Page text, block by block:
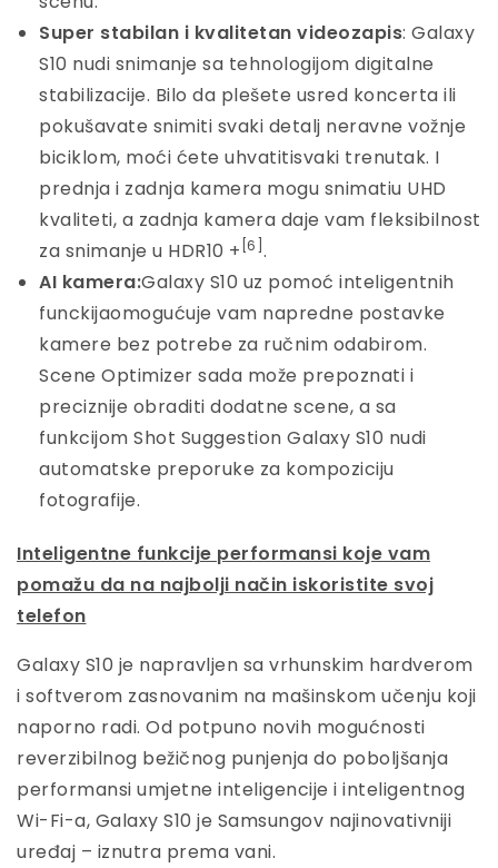
Super stabilan i kvalitetan videozapis: Galaxy
S10 nudi snimanje sa tehnologijom digitalne
stabilizacije. Bilo da plešete usred koncerta ili
pokušavate snimiti svaki detalj neravne vožnje
biciklom, moći ćete uhvatitisvaki trenutak. I
prednja i zadnja kamera mogu snimatiu UHD
kvaliteti, a zadnja kamera daje vam fleksibilnost
za snimanje u HDR10 + [6] .
AI kamera:Galaxy S10 uz pomoć inteligentnih
funckijaomogućuje vam napredne postavke
kamere bez potrebe za ručnim odabirom.
Scene Optimizer sada može prepoznati i
preciznije obraditi dodatne scene, a sa
funkcijom Shot Suggestion Galaxy S10 nudi
automatske preporuke za kompoziciju
fotografije.
Inteligentne funkcije performansi koje vam
pomažu da na najbolji način iskoristite svoj
telefon
Galaxy S10 je napravljen sa vrhunskim hardverom
i softverom zasnovanim na mašinskom učenju koji
naporno radi. Od potpuno novih mogućnosti
reverzibilnog bežičnog punjenja do poboljšanja
performansi umjetne inteligencije i inteligentnog
Wi-Fi-a, Galaxy S10 je Samsungov najinovativniji
uređaj – iznutra prema vani.